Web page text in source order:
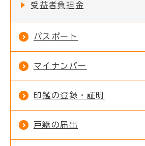
受益者負担金
パスポート
マイナンバー
印鑑の登録・証明
戸籍の届出